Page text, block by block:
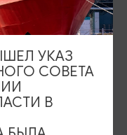
САЙТЕ
виза
УКАЗ
СОВЕТА
В